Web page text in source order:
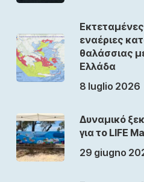
εναέριες
θαλάσσιας
Ελλάδα
8 luglio 2026
Δυναμικό
για το LIFE
29 giugno